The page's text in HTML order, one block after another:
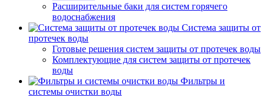
Расширительные баки для систем горячего
водоснабжения
Система защиты от
протечек воды
Готовые решения систем защиты от протечек воды
Комплектующие для систем защиты от протечек
воды
Фильтры и
системы очистки воды